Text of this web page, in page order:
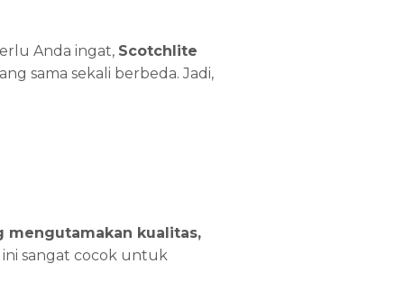
Anda ingat, Scotchlite
sama sekali berbeda. Jadi,
mengutamakan kualitas,
sangat cocok untuk